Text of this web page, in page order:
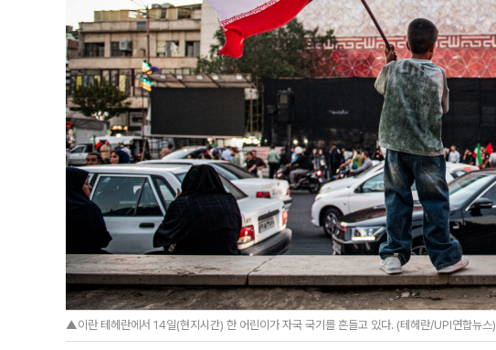
▲이란 테헤란에서 14일(현지시간) 한 어린이가 자국 국기를 흔들고 있다. (테헤란/UPI연합뉴스)